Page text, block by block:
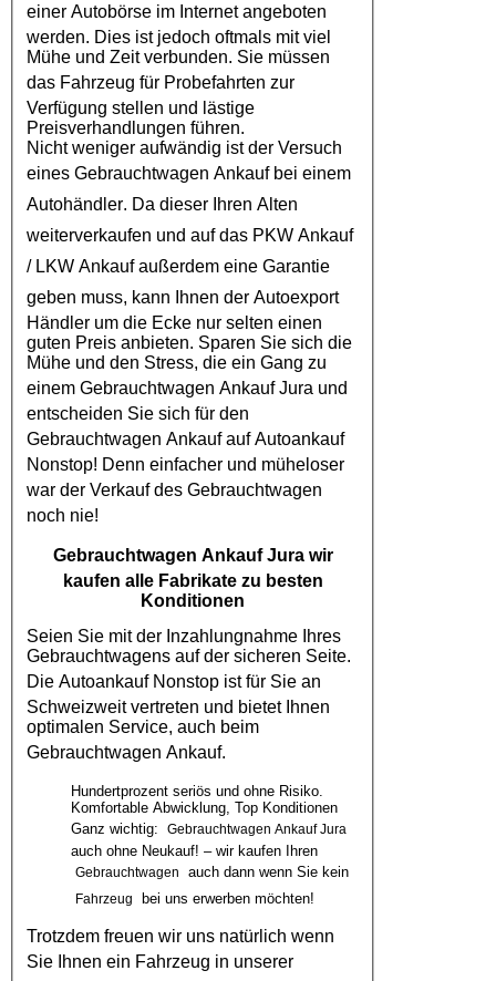
einer Autobörse im Internet angeboten
werden. Dies ist jedoch oftmals mit viel
Mühe und Zeit verbunden. Sie müssen
das Fahrzeug für Probefahrten zur
Verfügung stellen und lästige
Preisverhandlungen führen.
Nicht weniger aufwändig ist der Versuch
eines Gebrauchtwagen Ankaufbei einem
Autohändler. Da dieser Ihren Alten
weiterverkaufen und auf das PKW Ankauf
/ LKW Ankaufaußerdem eine Garantie
geben muss, kann Ihnen der Autoexport
Händler um die Ecke nur selten einen
guten Preis anbieten. Sparen Sie sich die
Mühe und den Stress, die ein Gang zu
einem Gebrauchtwagen Ankauf Jura und
entscheiden Sie sich für den
Gebrauchtwagen AnkaufaufAutoankauf
Nonstop! Denn einfacher und müheloser
war der Verkauf des Gebrauchtwagen
noch nie!
Gebrauchtwagen Ankauf Jurawir
kaufen alle Fabrikate zu besten
Konditionen
Seien Sie mit der Inzahlungnahme Ihres
Gebrauchtwagens auf der sicheren Seite.
Die AutoankaufNonstop ist für Sie an
Schweizweit vertreten und bietet Ihnen
optimalen Service, auch beim
Gebrauchtwagen Ankauf.
Hundertprozent seriös und ohne Risiko.
Komfortable Abwicklung, Top Konditionen
Ganz wichtig:
Gebrauchtwagen Ankauf Jura
auch ohne Neukauf! – wir kaufen Ihren
Gebrauchtwagen auch dann wenn Sie kein
Fahrzeug bei uns erwerben möchten!
Trotzdem freuen wir uns natürlich wenn
Sie Ihnen ein Fahrzeug in unserer